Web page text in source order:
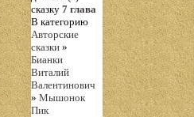
сказку 7 глава
В категорию
Авторские
сказки »
Бианки
Виталий
Валентинович
» Мышонок
Пик